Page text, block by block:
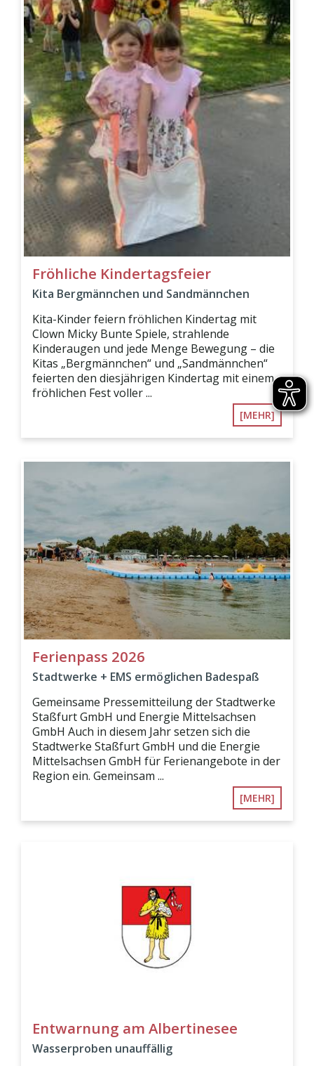
Fröhliche Kindertagsfeier
Kita Bergmännchen und Sandmännchen
Kita-Kinder feiern fröhlichen Kindertag mit
Clown Micky Bunte Spiele, strahlende
Kinderaugen und jede Menge Bewegung – die
Kitas „Bergmännchen“ und „Sandmännchen“
feierten den diesjährigen Kindertag mit einem
fröhlichen Fest voller ...
[MEHR]
Ferienpass 2026
Stadtwerke + EMS ermöglichen Badespaß
Gemeinsame Pressemitteilung der Stadtwerke
Staßfurt GmbH und Energie Mittelsachsen
GmbH Auch in diesem Jahr setzen sich die
Stadtwerke Staßfurt GmbH und die Energie
Mittelsachsen GmbH für Ferienangebote in der
Region ein. Gemeinsam ...
[MEHR]
Entwarnung am Albertinesee
Wasserproben unauffällig